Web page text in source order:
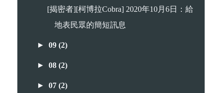
[揭密者][柯博拉Cobra] 2020年10月6日：給
地表民眾的簡短訊息
►09(2)
►08(2)
►07(2)